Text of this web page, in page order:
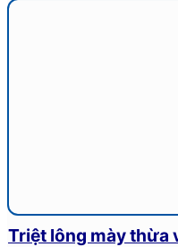
Triệt lông mày thừa